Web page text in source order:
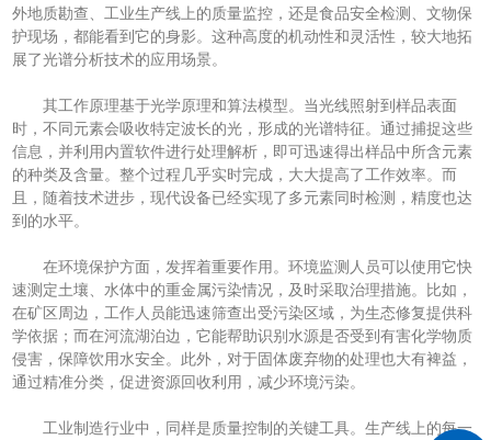
外地质勘查、工业生产线上的质量监控，还是食品安全检测、文物保
护现场，都能看到它的身影。这种高度的机动性和灵活性，较大地拓
展了光谱分析技术的应用场景。
其工作原理基于光学原理和算法模型。当光线照射到样品表面
时，不同元素会吸收特定波长的光，形成的光谱特征。通过捕捉这些
信息，并利用内置软件进行处理解析，即可迅速得出样品中所含元素
的种类及含量。整个过程几乎实时完成，大大提高了工作效率。而
且，随着技术进步，现代设备已经实现了多元素同时检测，精度也达
到的水平。
在环境保护方面，发挥着重要作用。环境监测人员可以使用它快
速测定土壤、水体中的重金属污染情况，及时采取治理措施。比如，
在矿区周边，工作人员能迅速筛查出受污染区域，为生态修复提供科
学依据；而在河流湖泊边，它能帮助识别水源是否受到有害化学物质
侵害，保障饮用水安全。此外，对于固体废弃物的处理也大有裨益，
通过精准分类，促进资源回收利用，减少环境污染。
工业制造行业中，同样是质量控制的关键工具。生产线上的每一